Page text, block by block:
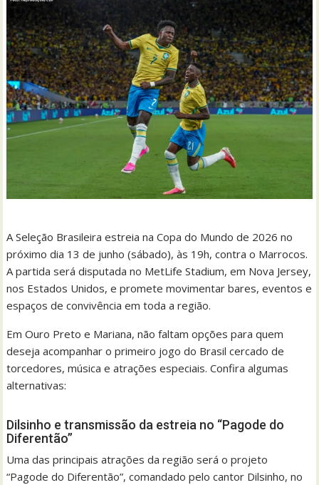
A Seleção Brasileira estreia na Copa do Mundo de 2026 no
próximo dia 13 de junho (sábado), às 19h, contra o Marrocos.
A partida será disputada no MetLife Stadium, em Nova Jersey,
nos Estados Unidos, e promete movimentar bares, eventos e
espaços de convivência em toda a região.
Em Ouro Preto e Mariana, não faltam opções para quem
deseja acompanhar o primeiro jogo do Brasil cercado de
torcedores, música e atrações especiais. Confira algumas
alternativas:
Dilsinho e transmissão da estreia no “Pagode do
Diferentão”
Uma das principais atrações da região será o projeto
“Pagode do Diferentão”, comandado pelo cantor Dilsinho, no